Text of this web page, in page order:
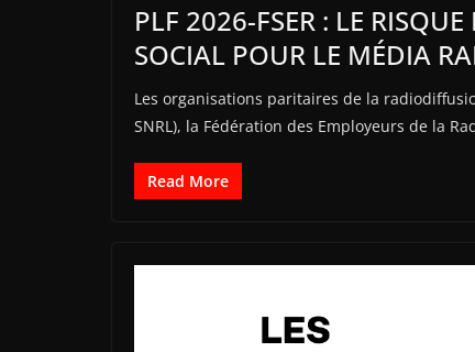
PLF 2026-FSER : LE RISQUE
SOCIAL POUR LE MÉDIA
Les organisations paritaires de la
SNRL), la Fédération des Employeurs de la
Read More